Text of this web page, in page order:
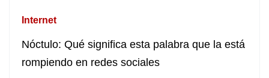
Internet
Nóctulo: Qué significa esta palabra que la está
rompiendo en redes sociales